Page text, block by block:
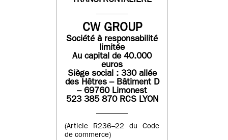
CW GROUP
Société à responsabilité
limitée
Au capital de 40.000
euros
Siège social : 330 allée
des Hêtres – Bâtiment D
– 69760 Limonest
523 385 870 RCS LYON
(Article R236–22 du Code
de commerce)